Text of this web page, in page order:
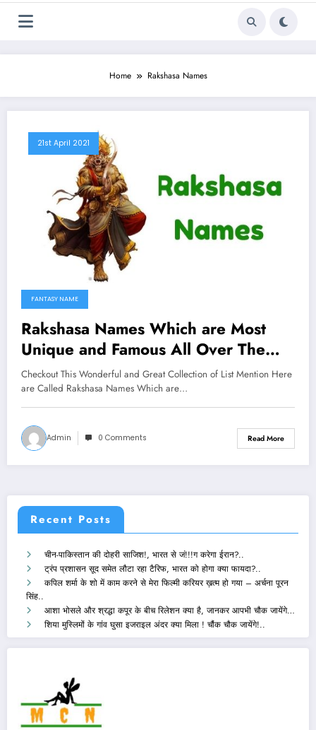
Home Rakshasa Names
21st April 2021
FANTASY NAME
Rakshasa Names Which are Most
Unique and Famous All Over The
Worlds
Checkout This Wonderful and Great Collection of List Mention Here
are Called Rakshasa Names Which are…
Admin 0 Comments Read More
Recent Posts
चीन-पाकिस्तान की दोहरी साजिश!, भारत से जं!!!ग करेगा ईरान?..
ट्रंप प्रशासन सूद समेत लौटा रहा टैरिफ, भारत को होगा क्या फायदा?..
कपिल शर्मा के शो में काम करने से मेरा फिल्मी करियर ख़त्म हो गया – अर्चना पूरन
सिंह..
आशा भोसले और श्रद्धा कपूर के बीच रिलेशन क्या है, जानकर आपभी चौक जायेंगे…
शिया मुस्लिमों के गांव घुसा इजराइल अंदर क्या मिला ! चौंक चौक जायेंगे!..